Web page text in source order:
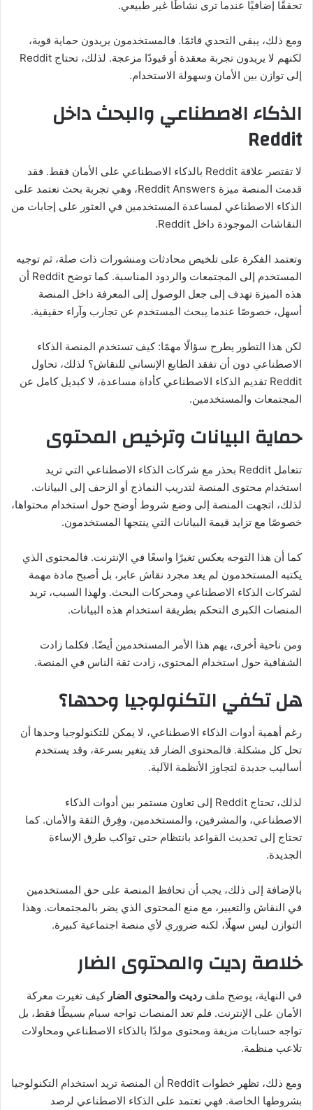
تحققًا إضافيًا عندما ترى نشاطًا غير طبيعي.
ومع ذلك، يبقى التحدي قائمًا. فالمستخدمون يريدون حماية قوية،
لكنهم لا يريدون تجربة معقدة أو قيودًا مزعجة. لذلك، تحتاج Reddit
إلى توازن بين الأمان وسهولة الاستخدام.
الذكاء الاصطناعي والبحث داخل
Reddit
لا تقتصر علاقة Reddit بالذكاء الاصطناعي على الأمان فقط. فقد
قدمت المنصة ميزة Reddit Answers، وهي تجربة بحث تعتمد على
الذكاء الاصطناعي لمساعدة المستخدمين في العثور على إجابات من
النقاشات الموجودة داخل Reddit.
وتعتمد الفكرة على تلخيص محادثات ومنشورات ذات صلة، ثم توجيه
المستخدم إلى المجتمعات والردود المناسبة. كما توضح Reddit أن
هذه الميزة تهدف إلى جعل الوصول إلى المعرفة داخل المنصة
أسهل، خصوصًا عندما يبحث المستخدم عن تجارب وآراء حقيقية.
لكن هذا التطور يطرح سؤالًا مهمًا: كيف تستخدم المنصة الذكاء
الاصطناعي دون أن تفقد الطابع الإنساني للنقاش؟ لذلك، تحاول
Reddit تقديم الذكاء الاصطناعي كأداة مساعدة، لا كبديل كامل عن
المجتمعات والمستخدمين.
حماية البيانات وترخيص المحتوى
تتعامل Reddit بحذر مع شركات الذكاء الاصطناعي التي تريد
استخدام محتوى المنصة لتدريب النماذج أو الزحف إلى البيانات.
لذلك، اتجهت المنصة إلى وضع شروط أوضح حول استخدام محتواها،
خصوصًا مع تزايد قيمة البيانات التي ينتجها المستخدمون.
كما أن هذا التوجه يعكس تغيرًا واسعًا في الإنترنت. فالمحتوى الذي
يكتبه المستخدمون لم يعد مجرد نقاش عابر، بل أصبح مادة مهمة
لشركات الذكاء الاصطناعي ومحركات البحث. ولهذا السبب، تريد
المنصات الكبرى التحكم بطريقة استخدام هذه البيانات.
ومن ناحية أخرى، يهم هذا الأمر المستخدمين أيضًا. فكلما زادت
الشفافية حول استخدام المحتوى، زادت ثقة الناس في المنصة.
هل تكفي التكنولوجيا وحدها؟
رغم أهمية أدوات الذكاء الاصطناعي، لا يمكن للتكنولوجيا وحدها أن
تحل كل مشكلة. فالمحتوى الضار قد يتغير بسرعة، وقد يستخدم
أساليب جديدة لتجاوز الأنظمة الآلية.
لذلك، تحتاج Reddit إلى تعاون مستمر بين أدوات الذكاء
الاصطناعي، والمشرفين، والمستخدمين، وفِرق الثقة والأمان. كما
تحتاج إلى تحديث القواعد بانتظام حتى تواكب طرق الإساءة
الجديدة.
بالإضافة إلى ذلك، يجب أن تحافظ المنصة على حق المستخدمين
في النقاش والتعبير، مع منع المحتوى الذي يضر بالمجتمعات. وهذا
التوازن ليس سهلًا، لكنه ضروري لأي منصة اجتماعية كبيرة.
خلاصة رديت والمحتوى الضار
في النهاية، يوضح ملف رديت والمحتوى الضار كيف تغيرت معركة
الأمان على الإنترنت. فلم تعد المنصات تواجه سبام بسيطًا فقط، بل
تواجه حسابات مزيفة ومحتوى مولدًا بالذكاء الاصطناعي ومحاولات
تلاعب منظمة.
ومع ذلك، تظهر خطوات Reddit أن المنصة تريد استخدام التكنولوجيا
بشروطها الخاصة. فهي تعتمد على الذكاء الاصطناعي لرصد